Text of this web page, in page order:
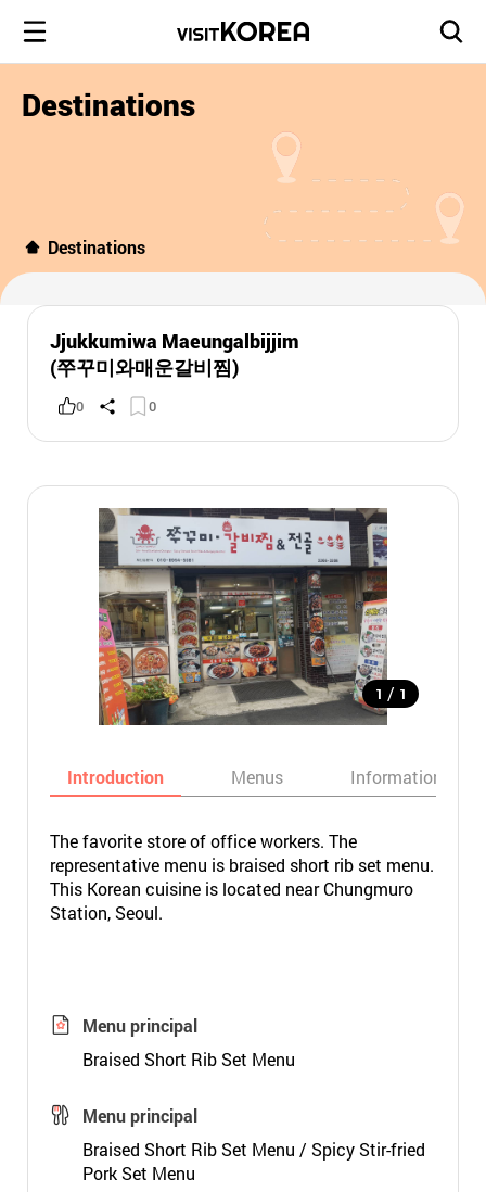
Destinations
Destinations
Jjukkumiwa Maeungalbijjim
(쭈꾸미와매운갈비찜)
0 0
1 / 1
Introduction Menus Informations
The favorite store of office workers. The
representative menu is braised short rib set menu.
This Korean cuisine is located near Chungmuro
Station, Seoul.
Menu principal
Braised Short Rib Set Menu
Menu principal
Braised Short Rib Set Menu / Spicy Stir-fried
Pork Set Menu